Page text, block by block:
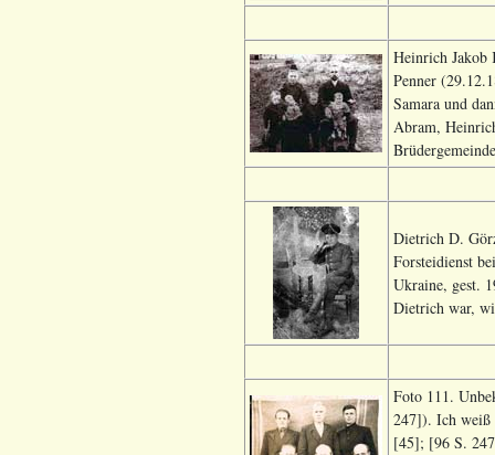
Heinrich Jakob
Penner
Samara und
Abram,
Dietrich D.
Forsteidienst
Ukraine, gest.
Dietrich war,
Foto 111.
247]). Ich weiß
[45]; [96 S.